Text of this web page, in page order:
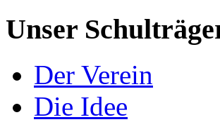
Unser
Der Verein
Die Idee